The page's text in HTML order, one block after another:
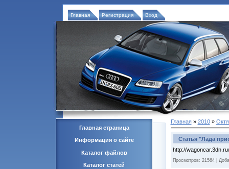
Главная Регистрация Вход
Главная страница
Информация о сайте
Каталог файлов
Каталог статей
Главная» 2010 »
Статья "Лада
http://
Просмотров: 21564 |